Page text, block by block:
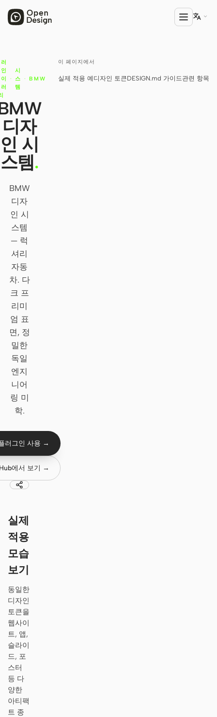
Open Design
HTML Anything
HTML Video
Codex Slides
Open Design Plugin
Cursor Agent
Claude Code
OpenCode
Gemini CLI
GitHub Copilot CLI
Qwen Code
Grok Build
Kimi CLI
DeepSeek TUI
Trae CLI
Antigravity
DeepSeek Reasonix
Hermes
Kiro CLI
Kilo
Qoder CLI
활용 사례
영상

이 페이지에서
실제 적용 예 디자인 토큰DESIGN.md 가이드관련 항목
·
시
스
템
· BMW
디자
인 시
스템.
BMW
디자
인 시
스템
— 럭
셔리
자동
차. 다
크 프
리미
엄 표
면, 정
밀한
독일
엔지
니어
링 미
학.
러그인 사용 →
에서 보기 →
실제
적용
모습
보기
동일한
디자인
토큰을
웹사이
트, 앱,
슬라이
드, 포
스터
등 다
양한
아티팩
트 종